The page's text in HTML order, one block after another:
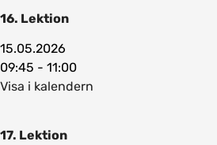
16. Lektion
15.05.2026
09:45 - 11:00
Visa i kalendern
17. Lektion